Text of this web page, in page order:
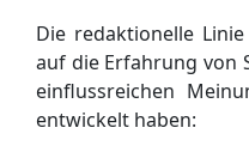
Die redaktionelle
auf die Erfahrung von
einflussreichen
entwickelt haben: